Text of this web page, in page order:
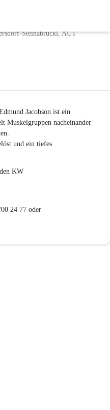
Jacobsen
Steinabrückl, AUT
Jacobson ist ein
Muskelgruppen nacheinander
und ein tiefes
KW
24 77 oder